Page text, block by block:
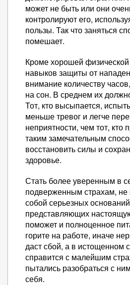
может не быть или они
контролируют его,
пользы. Так что заняться
помешает.
Кроме хорошей
навыков защиты от
внимание количеству
на сон. В среднем их
Тот, кто высыпается,
меньше тревог и легче
неприятности, чем тот, кто
таким замечательным
восстановить силы и
здоровье.
Стать более уверенным в
подверженным страхам,
собой серьезных
представляющих
поможет и полноценное
горите на работе, иначе
даст сбой, а в истощенном
справится с малейшим
пытались разобраться с
себя.